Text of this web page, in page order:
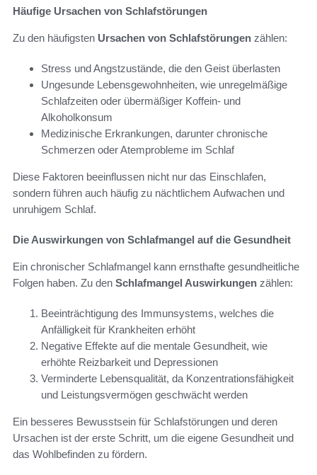
Häufige Ursachen von Schlafstörungen
Zu den häufigsten Ursachen von Schlafstörungen zählen:
Stress und Angstzustände, die den Geist überlasten
Ungesunde Lebensgewohnheiten, wie unregelmäßige
Schlafzeiten oder übermäßiger Koffein- und
Alkoholkonsum
Medizinische Erkrankungen, darunter chronische
Schmerzen oder Atemprobleme im Schlaf
Diese Faktoren beeinflussen nicht nur das Einschlafen,
sondern führen auch häufig zu nächtlichem Aufwachen und
unruhigem Schlaf.
Die Auswirkungen von Schlafmangel auf die Gesundheit
Ein chronischer Schlafmangel kann ernsthafte gesundheitliche
Folgen haben. Zu den Schlafmangel Auswirkungen zählen:
Beeinträchtigung des Immunsystems, welches die
Anfälligkeit für Krankheiten erhöht
Negative Effekte auf die mentale Gesundheit, wie
erhöhte Reizbarkeit und Depressionen
Verminderte Lebensqualität, da Konzentrationsfähigkeit
und Leistungsvermögen geschwächt werden
Ein besseres Bewusstsein für Schlafstörungen und deren
Ursachen ist der erste Schritt, um die eigene Gesundheit und
das Wohlbefinden zu fördern.